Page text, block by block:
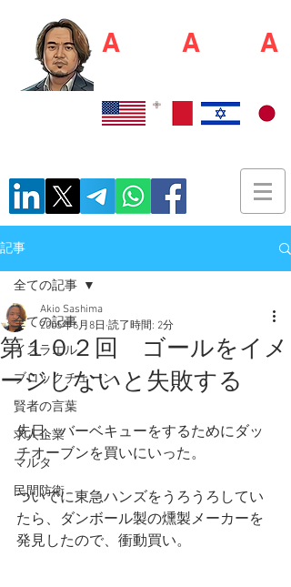
A A A
記事
全ての記事
イスラエル
ブロックチェーン
賢者の言葉
求人企業
マルタ
民間防衛
全ての記事
第１０２回 ゴールをイメ
ージしないと失敗する
Akio Sashima
2005年6月8日 読了時間: 2分
先日、バーベキューをするためにダッ
チオーブンを買いにいった。
ついでに東急ハンズをうろうろしてい
たら、ダンボール製の燻製メーカーを
発見したので、衝動買い。